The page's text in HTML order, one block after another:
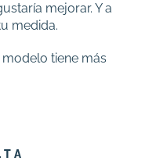
mejorar. Y a
medida.
tiene más